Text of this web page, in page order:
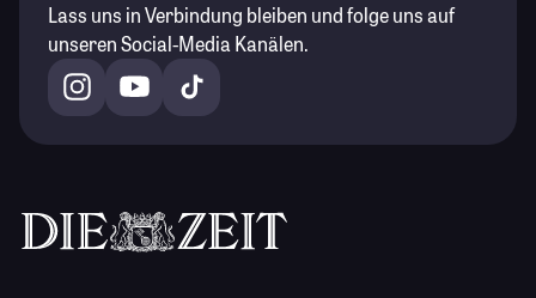
Lass uns in Verbindung bleiben und folge uns auf
unseren Social-Media Kanälen.